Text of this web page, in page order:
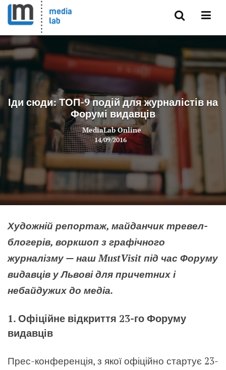
Іди сюди: ТОП-9 подій для журналістів на
Форумі видавців
MediaLab Online
14/09/2016
Художній репортаж, майданчик тревел-
блогерів, воркшоп з графічного
журналізму — наш MustVisit під час Форуму
видавців у Львові для причетних і
небайдужих до медіа.
1. Офіційне відкриття 23-го Форуму
видавців
Прес-конференція, з якої офіційно стартує 23-